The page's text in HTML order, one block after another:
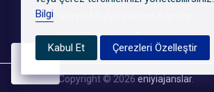
Dijital Pazarlama Ajansları
Copyright © 2026 eniyiajanslar.
Bilgi
Kabul Et Çerezleri Özelleştir